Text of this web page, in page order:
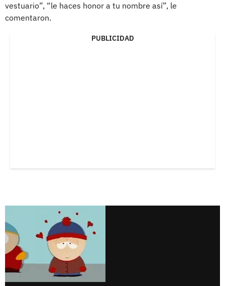
vestuario”, “le haces honor a tu nombre así”, le
comentaron.
PUBLICIDAD